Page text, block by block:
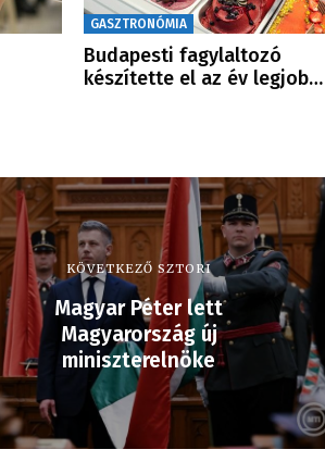
GASZTRONÓMIA
Budapesti fagylaltozó
készítette el az év legjob…
KÖVETKEZŐ SZTORI
Magyar Péter lett
Magyarország új
miniszterelnöke